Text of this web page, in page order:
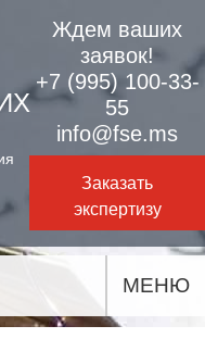
Ждем ваших
заявок!
+7 (995) 100-33-
55
info@fse.ms
Заказать
экспертизу
МЕНЮ